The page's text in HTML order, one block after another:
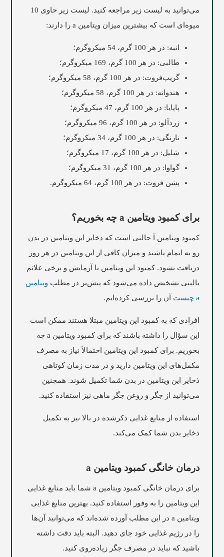
می‌توانید به لیست زیر مراجعه کنید. لیست زیر حاوی 10
میوه‌ای است که بیشترین میزان ویتامین a را دارند:
انبه: در هر 100 گرم، 54 میکروگرم؛
طالبی: در هر 100 گرم، 169 میکروگرم؛
گریپ‌فروت: در هر 100 گرم، 58 میکروگرم؛
هندوانه: در هر 100 گرم، 58 میکروگرم؛
پاپایا: در هر 100 گرم، 47 میکروگرم؛
زردآلو: در هر 100 گرم، 96 میکروگرم؛
نارنگی: در هر 100 گرم، 34 میکروگرم؛
شلیل: در هر 100 گرم، 17 میکروگرم؛
گواوا: در هر 100 گرم، 31 میکروگرم؛
پشن فروت: در هر 100 گرم، 64 میکروگرم.
برای کمبود ویتامین a چه بخوریم؟
کمبود ویتامین آ حالتی است که ذخایر این ویتامین در بدن
رو به اتمام باشند و میزان کافی از این ویتامین در هر روز
دریافت نشود. کمبود این ویتامین با آزمایش و برخی علائم
بالینی تشخیص داده می‌شود که پیش‌تر در مطلب ویتامین
a چیست
آن را بررسی کرده‌ایم.
افرادی که به کمبود این ویتامین مبتلا هستند ممکن است
این سؤال را داشته باشند که برای کمبود ویتامین a چه
بخوریم. برای کمبود این ویتامین احتمالاً نیاز به مصرف
مکمل‌های این ویتامین دارید و در مدت زمان کوتاهی
ذخایر این ویتامین در بدن شما تکمیل شوند. همچنین
می‌توانید از جگر و روغن جگر ماهی نیز استفاده کنید.
استفاده از منابع غذایی ذکرشده در بالا نیز به تکمیل
ذخایر بدن شما کمک می‌کند.
درمان خانگی کمبود ویتامین a
برای درمان خانگی کمبود ویتامین a شما باید منابع غذایی
این ویتامین را به وفور استفاده کنید. بهترین منابع غذایی
ویتامین a در این مطلب آورده شده‌اند که می‌توانید آن‌ها
را در رژیم غذایی خود جای دهید. البته باید دقت داشته
باشید که نباید در مصرف جگر زیاده‌روی کنید.